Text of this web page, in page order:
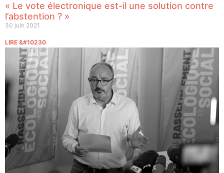
« Le vote électronique est-il une solution contre
l’abstention ? »
30 juin 2021
LIRE &#10230